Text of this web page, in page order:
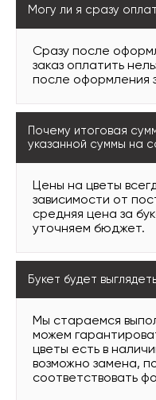
Могу ли я сразу
Сразу после
заказ оплатить
после оформления
Почему итоговая
указанной суммы на
Цены на цветы
зависимости от
средняя цена за
уточняем бюджет.
Букет будет
Мы стараемся
можем
цветы есть в
возможно замена,
соответствовать